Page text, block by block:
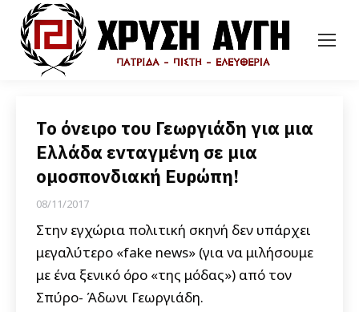
Το όνειρο του Γεωργιάδη για μια
Ελλάδα ενταγμένη σε μια
ομοσπονδιακή Ευρώπη!
08/11/2017
Στην εγχώρια πολιτική σκηνή δεν υπάρχει
μεγαλύτερο «fake news» (για να μιλήσουμε
με ένα ξενικό όρο «της μόδας») από τον
Σπύρο- Άδωνι Γεωργιάδη.